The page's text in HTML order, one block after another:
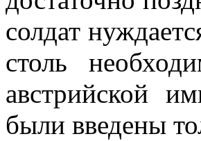
солдат
столь
австрийской
были введены